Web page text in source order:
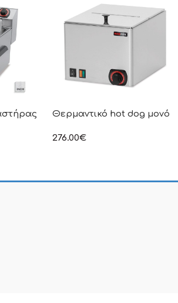
Θερμαντικό hot dog μονό
276.00€